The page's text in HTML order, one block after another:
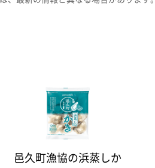
邑久町漁協の浜蒸しか